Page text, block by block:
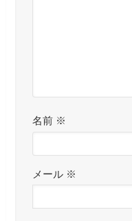
名前 ※
メール ※